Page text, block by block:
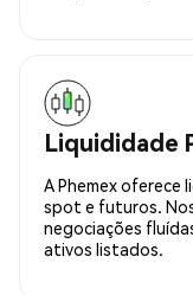
Liquididade
A Phemex oferece
spot e futuros.
negociações
ativos listados.